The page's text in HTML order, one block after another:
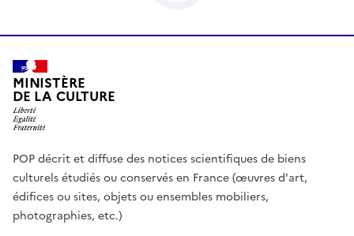
MINISTÈRE
DE LA CULTURE
POP décrit et diffuse des notices scientifiques de biens
culturels étudiés ou conservés en France (œuvres d'art,
édifices ou sites, objets ou ensembles mobiliers,
photographies, etc.)